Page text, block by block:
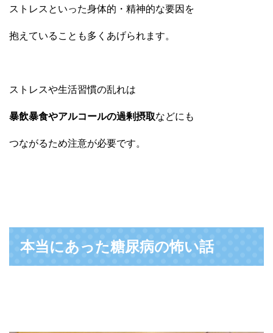
ストレスといった身体的・精神的な要因を
抱えていることも多くあげられます。
ストレスや生活習慣の乱れは
暴飲暴食やアルコールの過剰摂取などにも
つながるため注意が必要です。
本当にあった糖尿病の怖い話